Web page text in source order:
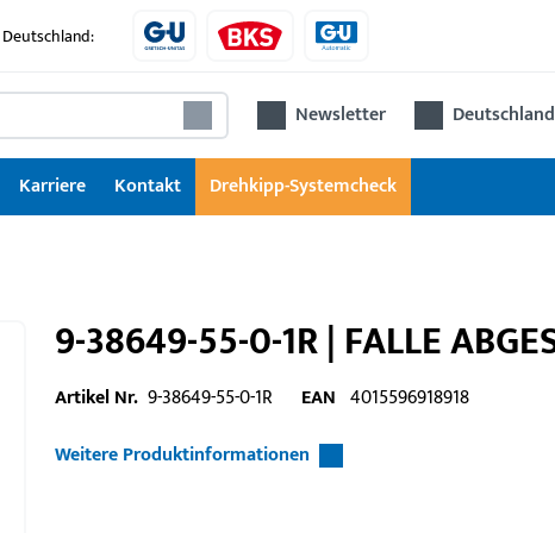
Newsletter
Karriere Kontakt Drehkipp-Systemcheck
9-38649-55-0-1R | FALLE
Artikel Nr. 9-38649-55-0-1R EAN 4015596918918
Weitere Produktinformationen